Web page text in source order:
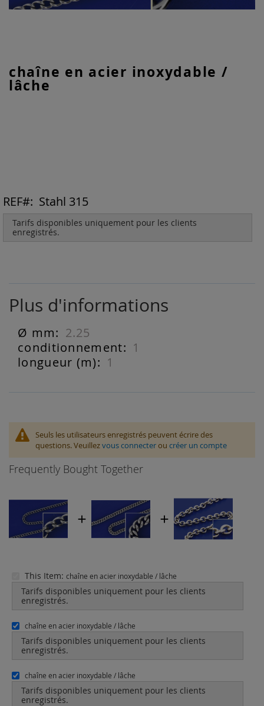
chaîne en acier inoxydable /
lâche
Tarifs disponibles uniquement pour les clients
enregistrés.
REF Stahl 315
to
the
beginning
Plus d'informations
Plus
d'informations
2.25
1
1
Seuls les utilisateurs enregistrés peuvent écrire des
questions. Veuillezvous connecterou créer un compte
Frequently Bought Together
This Item: chaîne en acier inoxydable / lâche
Tarifs disponibles uniquement pour les clients
enregistrés.
chaîne en acier inoxydable / lâche
Tarifs disponibles uniquement pour les clients
enregistrés.
chaîne en acier inoxydable / lâche
Tarifs disponibles uniquement pour les clients
enregistrés.